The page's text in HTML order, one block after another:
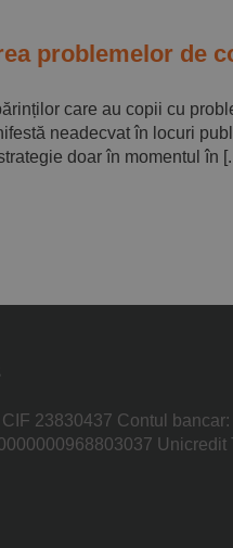
problemelor de
care au copii cu
neadecvat în locuri
doar în momentul în
23830437 Contul bancar:
Unicredit